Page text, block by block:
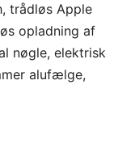
trådløs Apple
opladning af
nøgle, elektrisk
alufælge,